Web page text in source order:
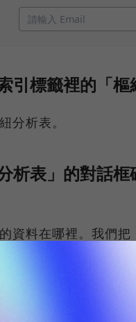
引標籤裡的「樞
分析表。
析表」的對話
資料在哪裡。我們把
這張工作表中 A1 到
你的資料中間有空白